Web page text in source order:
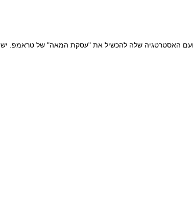
ועם האסטרטגיה שלה להכשיל את "עסקת המאה" של טראמפ. יש